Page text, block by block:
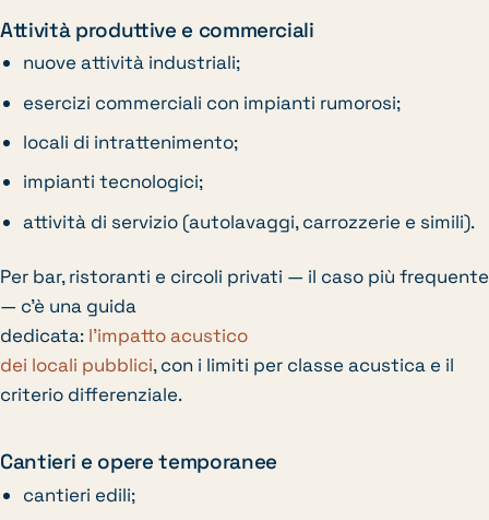
Attività produttive e commerciali
nuove attività industriali;
esercizi commerciali con impianti rumorosi;
locali di intrattenimento;
impianti tecnologici;
attività di servizio (autolavaggi, carrozzerie e simili).
Per bar, ristoranti e circoli privati — il caso più frequente
— c’è una guida
dedicata: l’impatto acustico
dei locali pubblici, con i limiti per classe acustica e il
criterio differenziale.
Cantieri e opere temporanee
cantieri edili;